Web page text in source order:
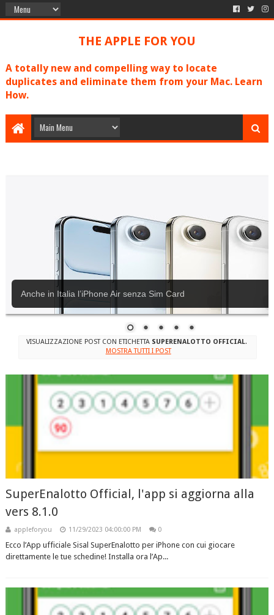
THE APPLE FOR YOU
A totally new and compelling way to locate
duplicates and eliminate them from your Mac. Learn
How.
Anche in Italia l’iPhone Air senza Sim Card
VISUALIZZAZIONE POST CON ETICHETTA SUPERENALOTTO OFFICIAL.
MOSTRA TUTTI I POST
SuperEnalotto Official, l'app si aggiorna alla
vers 8.1.0
appleforyou 11/29/2023 04:00:00 PM 0
Ecco l’App ufficiale Sisal SuperEnalotto per iPhone con cui giocare
direttamente le tue schedine! Installa ora l’Ap...